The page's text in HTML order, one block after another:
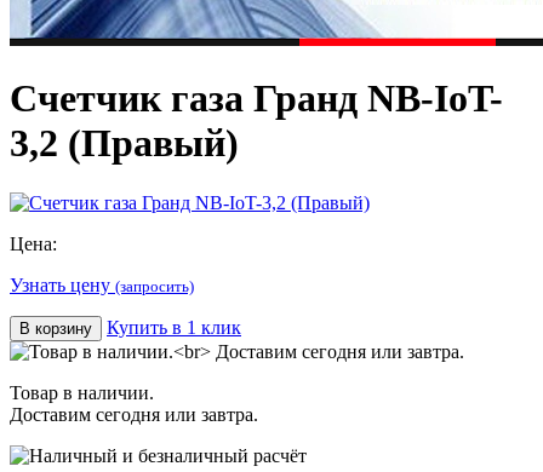
Счетчик газа Гранд NB-IoT-
3,2 (Правый)
Цена:
Узнать цену (запросить)
В корзину Купить в 1 клик
Товар в наличии.
Доставим сегодня или завтра.